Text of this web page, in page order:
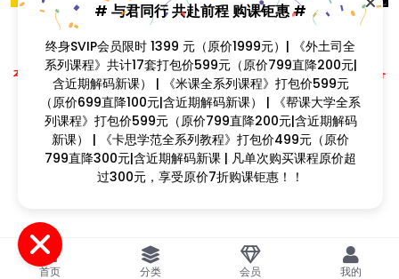
❅
❅
❅
❅ ❅
❅
❅
❅
Copyright © 2023找课程网- All rights reserved
本站支持课程资源互换，优质课程资源互换请联系微信在线客服：zkcw598 (备
注：课程互换)
闽ICP备2022077749号
首页 分类 会员 我的
# 与君同行 共赴前程 购课钜惠 #
终身SVIP会员限时 1399 元（原价1999元）| 《外土司全
系列课程》共计17套打包价599元（原价799直降200元|
含近期解码新课） | 《米课全系列课程》打包价599元
（原价699直降100元|含近期解码新课） | 《帮课大学全系
列课程》打包价599元（原价799直降200元|含近期解码
新课） | 《卡思学范全系列教程》打包价499元（原价
799直降300元|含近期解码新课 | 凡单次购买课程原价超
过300元，享受原价7折购课钜惠！！